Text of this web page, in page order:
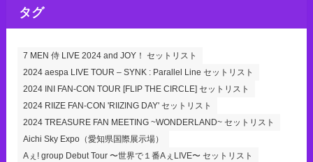
タグ
7 MEN 侍 LIVE 2024 and JOY！ セットリスト
2024 aespa LIVE TOUR – SYNK : Parallel Line セットリスト
2024 INI FAN-CON TOUR [FLIP THE CIRCLE] セットリスト
2024 RIIZE FAN-CON 'RIIZING DAY' セットリスト
2024 TREASURE FAN MEETING ~WONDERLAND~ セットリスト
Aichi Sky Expo（愛知県国際展示場）
Aぇ! group Debut Tour 〜世界で１番AぇLIVE〜 セットリスト